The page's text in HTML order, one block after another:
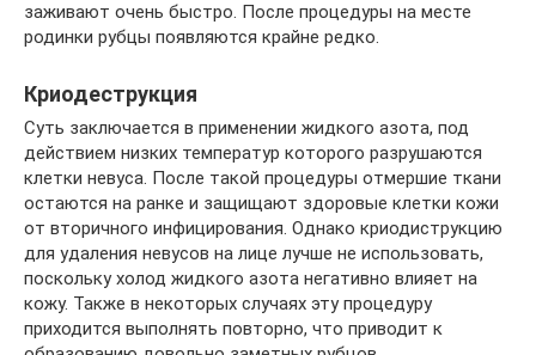
заживают очень быстро. После процедуры на месте
родинки рубцы появляются крайне редко.
Криодеструкция
Суть заключается в применении жидкого азота, под
действием низких температур которого разрушаются
клетки невуса. После такой процедуры отмершие ткани
остаются на ранке и защищают здоровые клетки кожи
от вторичного инфицирования. Однако криодиструкцию
для удаления невусов на лице лучше не использовать,
поскольку холод жидкого азота негативно влияет на
кожу. Также в некоторых случаях эту процедуру
приходится выполнять повторно, что приводит к